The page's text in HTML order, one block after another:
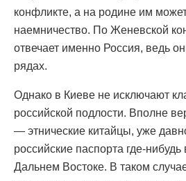
конфликте, а на родине им
наемничество. По Женевской
отвечает именно Россия, ведь
рядах.
Однако в Киеве не исключают
российской подлости. Вполне
— этнические китайцы, уже
российские паспорта где-
Дальнем Востоке. В таком